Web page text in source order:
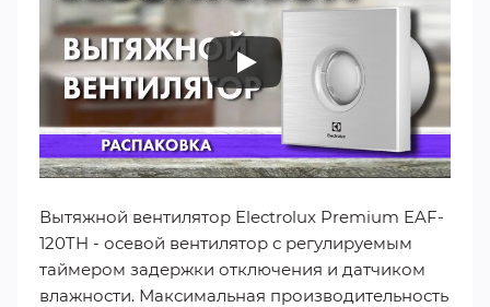
Вытяжной вентилятор Electrolux Premium EAF-
120TH - осевой вентилятор с регулируемым
таймером задержки отключения и датчиком
влажности. Максимальная производительность